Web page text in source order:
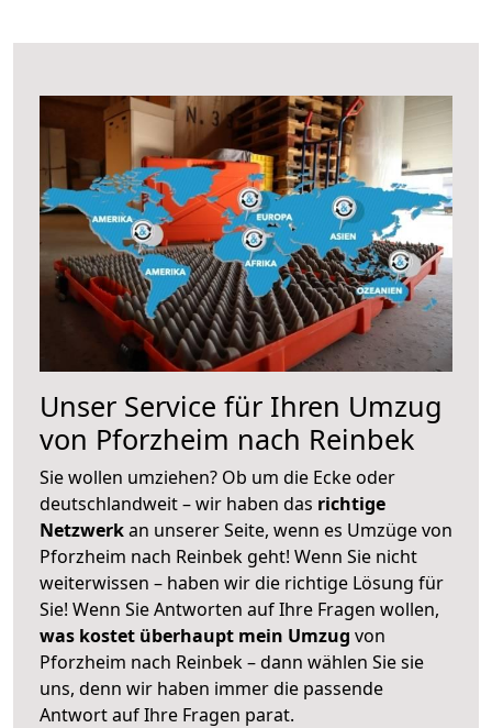
Unser Service für Ihren Umzug
von Pforzheim nach Reinbek
Sie wollen umziehen? Ob um die Ecke oder
deutschlandweit – wir haben das richtige
Netzwerkan unserer Seite, wenn es Umzüge von
Pforzheim nach Reinbek geht! Wenn Sie nicht
weiterwissen – haben wir die richtige Lösung für
Sie! Wenn Sie Antworten auf Ihre Fragen wollen,
was kostet überhaupt mein Umzug von
Pforzheim nach Reinbek – dann wählen Sie sie
uns, denn wir haben immer die passende
Antwort auf Ihre Fragen parat.